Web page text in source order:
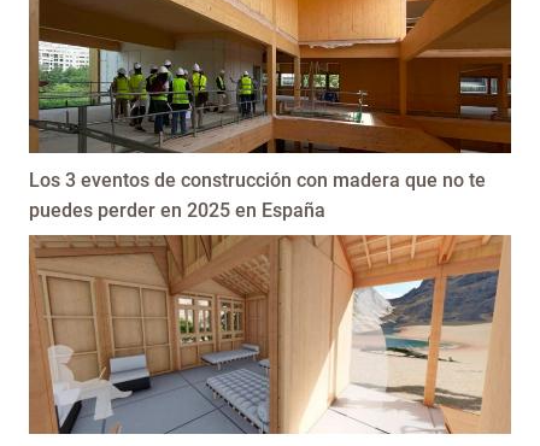
Los 3 eventos de construcción con madera que no te
puedes perder en 2025 en España